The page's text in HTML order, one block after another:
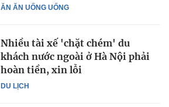
ĂN ĂN UỐNG UỐNG
DU LỊCH
Nhiều tài xế 'chặt chém' du
khách nước ngoài ở Hà Nội phải
hoàn tiền, xin lỗi